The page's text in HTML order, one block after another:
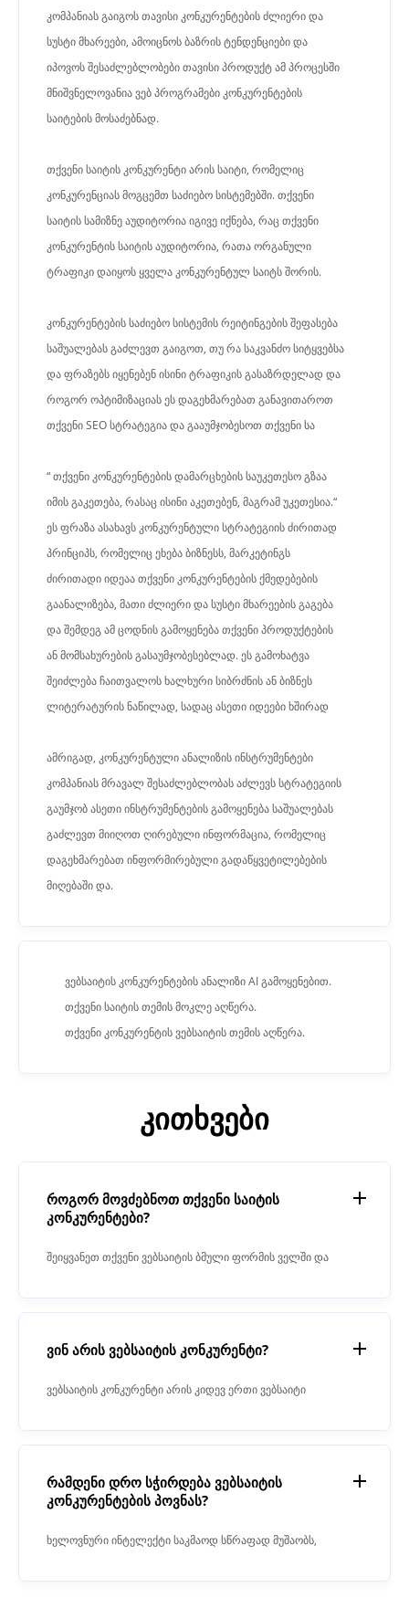
კომპანიას გაიგოს თავისი კონკურენტების ძლიერი და
სუსტი მხარეები, ამოიცნოს ბაზრის ტენდენციები და
იპოვოს შესაძლებლობები თავისი პროდუქტ ამ პროცესში
მნიშვნელოვანია ვებ პროგრამები კონკურენტების
საიტების მოსაძებნად.
თქვენი საიტის კონკურენტი არის საიტი, რომელიც
კონკურენციას მოგცემთ საძიებო სისტემებში. თქვენი
საიტის სამიზნე აუდიტორია იგივე იქნება, რაც თქვენი
კონკურენტის საიტის აუდიტორია, რათა ორგანული
ტრაფიკი დაიყოს ყველა კონკურენტულ საიტს შორის.
კონკურენტების საძიებო სისტემის რეიტინგების შეფასება
საშუალებას გაძლევთ გაიგოთ, თუ რა საკვანძო სიტყვებსა
და ფრაზებს იყენებენ ისინი ტრაფიკის გასაზრდელად და
როგორ ოპტიმიზაციას ეს დაგეხმარებათ განავითაროთ
თქვენი SEO სტრატეგია და გააუმჯობესოთ თქვენი სა
“ თქვენი კონკურენტების დამარცხების საუკეთესო გზაა
იმის გაკეთება, რასაც ისინი აკეთებენ, მაგრამ უკეთესია.“
ეს ფრაზა ასახავს კონკურენტული სტრატეგიის ძირითად
პრინციპს, რომელიც ეხება ბიზნესს, მარკეტინგს
ძირითადი იდეაა თქვენი კონკურენტების ქმედებების
გაანალიზება, მათი ძლიერი და სუსტი მხარეების გაგება
და შემდეგ ამ ცოდნის გამოყენება თქვენი პროდუქტების
ან მომსახურების გასაუმჯობესებლად. ეს გამოხატვა
შეიძლება ჩაითვალოს ხალხური სიბრძნის ან ბიზნეს
ლიტერატურის ნაწილად, სადაც ასეთი იდეები ხშირად
ამრიგად, კონკურენტული ანალიზის ინსტრუმენტები
კომპანიას მრავალ შესაძლებლობას აძლევს სტრატეგიის
გაუმჯობ ასეთი ინსტრუმენტების გამოყენება საშუალებას
გაძლევთ მიიღოთ ღირებული ინფორმაცია, რომელიც
დაგეხმარებათ ინფორმირებული გადაწყვეტილებების
მიღებაში და.
ვებსაიტის კონკურენტების ანალიზი AI გამოყენებით.
თქვენი საიტის თემის მოკლე აღწერა.
თქვენი კონკურენტის ვებსაიტის თემის აღწერა.
კითხვები
როგორ მოვძებნოთ თქვენი საიტის
კონკურენტები?
შეიყვანეთ თქვენი ვებსაიტის ბმული ფორმის ველში და
ვინ არის ვებსაიტის კონკურენტი?
ვებსაიტის კონკურენტი არის კიდევ ერთი ვებსაიტი
რამდენი დრო სჭირდება ვებსაიტის
კონკურენტების პოვნას?
ხელოვნური ინტელექტი საკმაოდ სწრაფად მუშაობს,